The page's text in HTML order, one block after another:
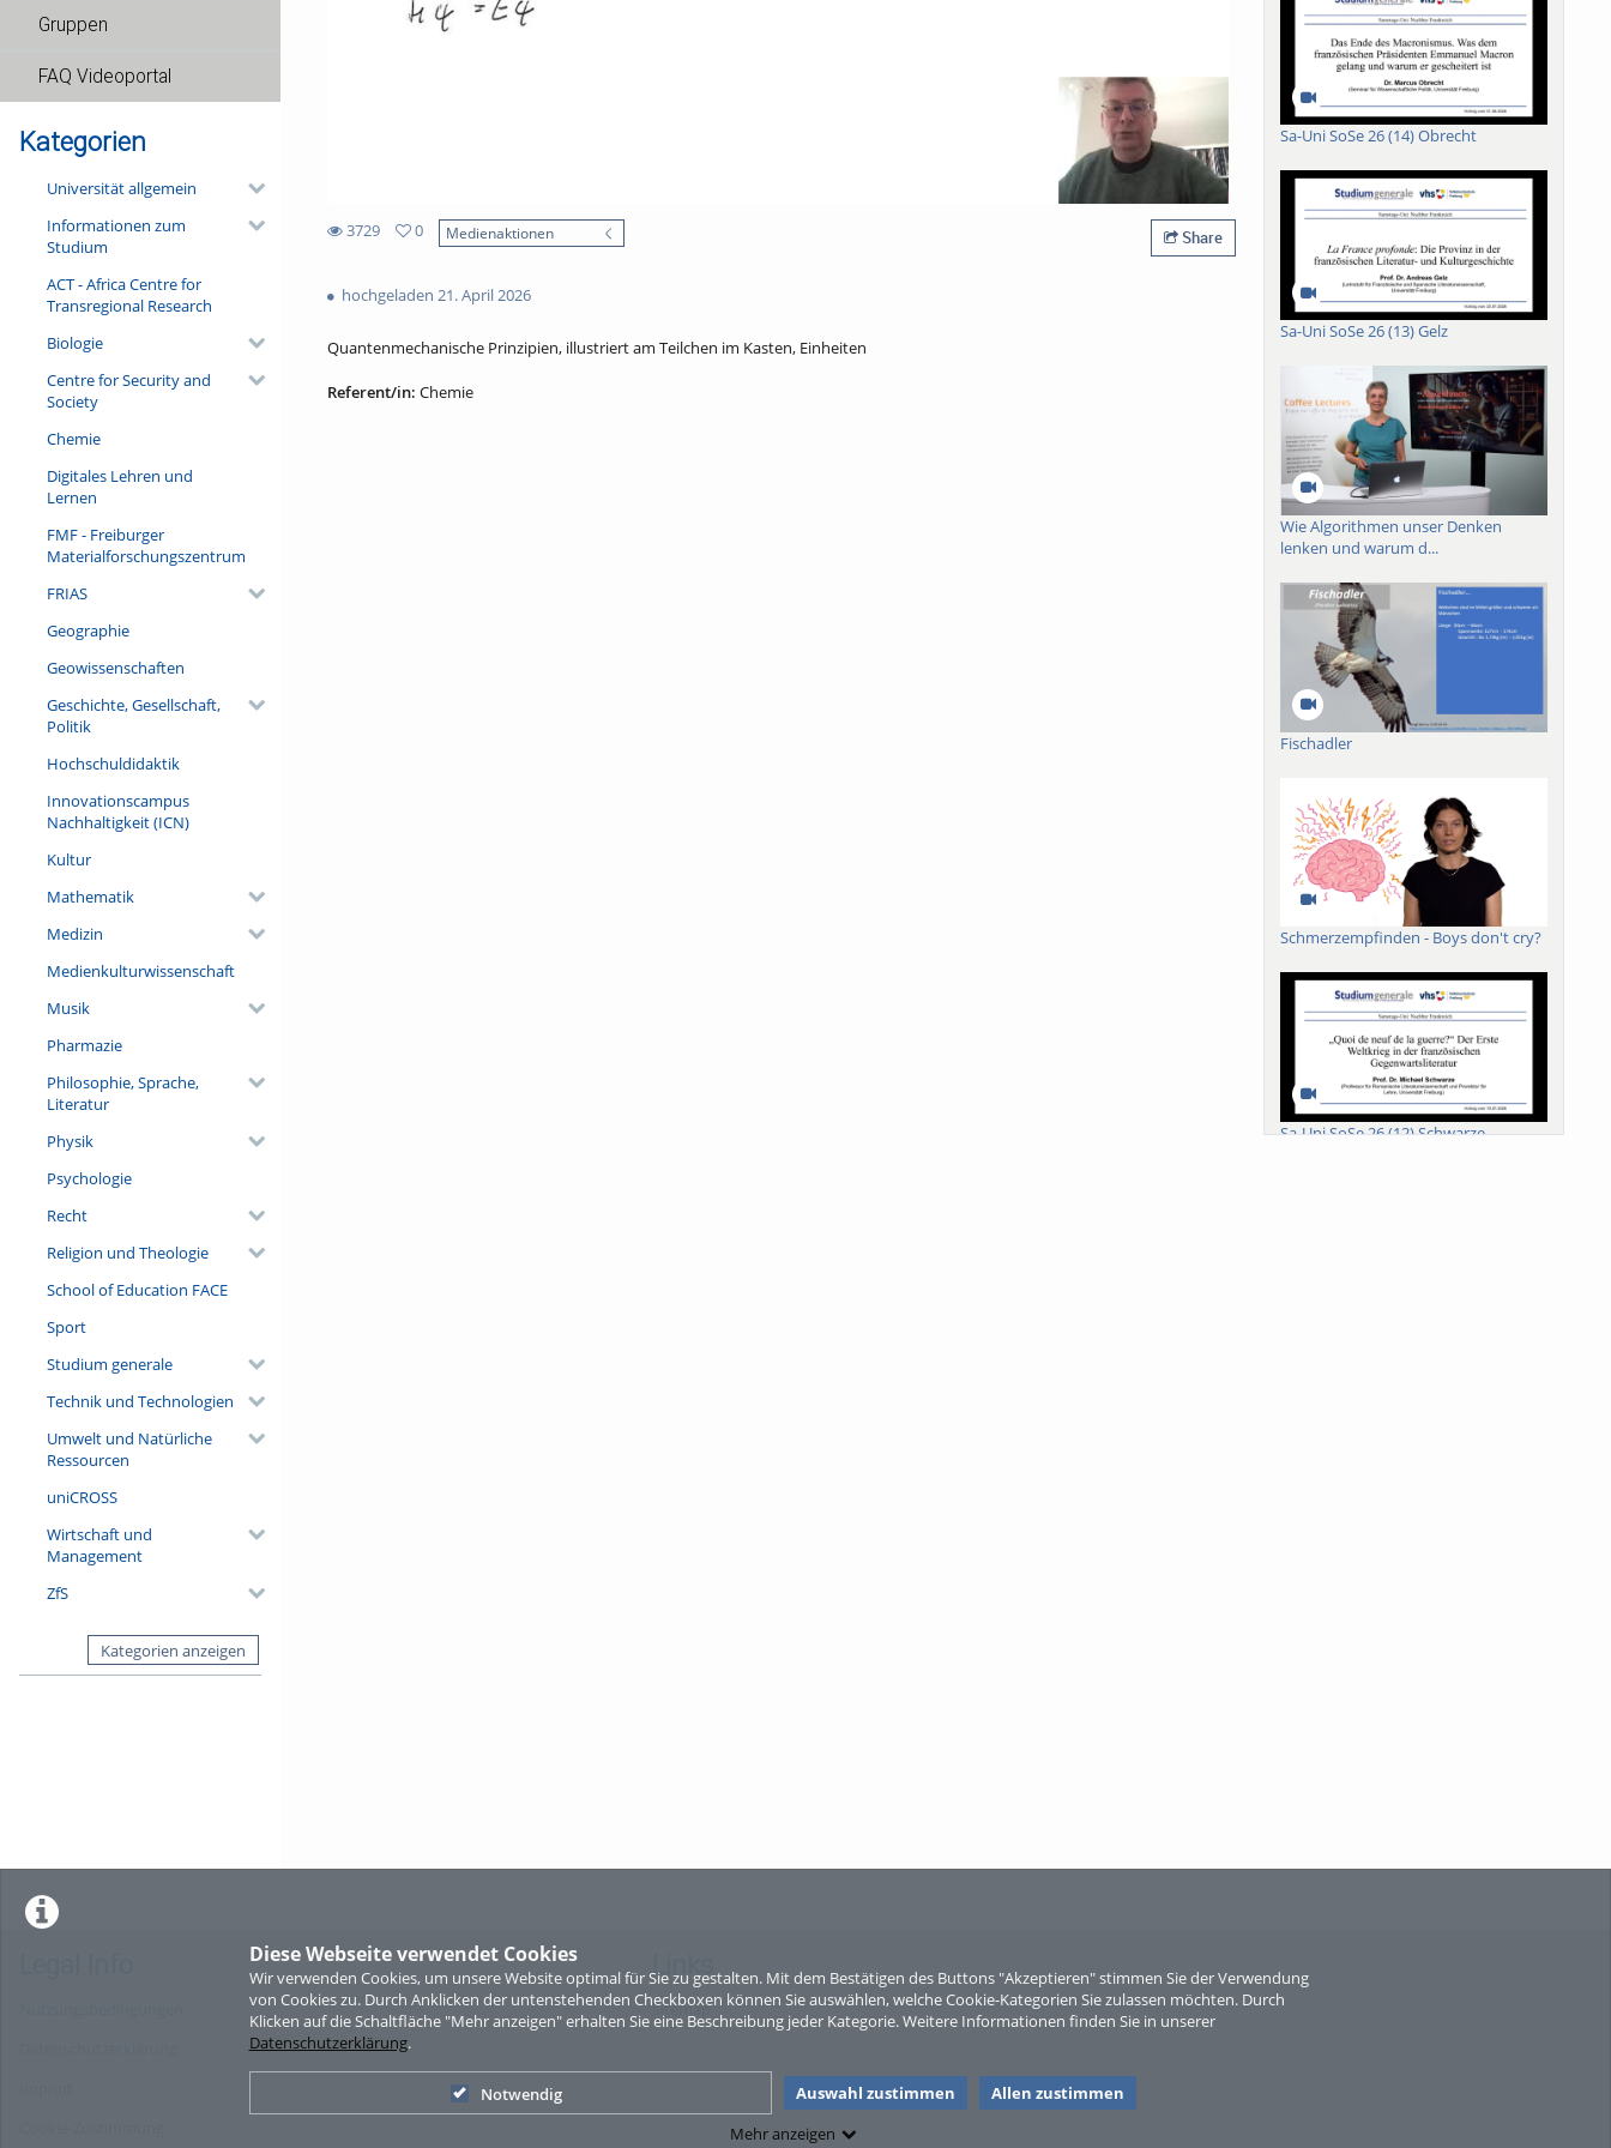
Diese Webseite verwendet Cookies
Wir verwenden Cookies, um unsere Website optimal für Sie zu gestalten. Mit dem Bestätigen des Buttons "Akzeptieren" stimmen Sie der Verwendung
von Cookies zu. Durch Anklicken der untenstehenden Checkboxen können Sie auswählen, welche Cookie-Kategorien Sie zulassen möchten. Durch
Klicken auf die Schaltfläche "Mehr anzeigen" erhalten Sie eine Beschreibung jeder Kategorie. Weitere Informationen finden Sie in unserer
Datenschutzerklärung.
Notwendig Auswahl zustimmen
Allen zustimmen
Mehr anzeigen
Gruppen
FAQ Videoportal
Kategorien
Universität allgemein
Informationen zum
Studium
ACT - Africa Centre for
Transregional Research
Biologie
Centre for Security and
Society
Chemie
Digitales Lehren und
Lernen
FMF - Freiburger
Materialforschungszentrum
FRIAS
Geographie
Geowissenschaften
Geschichte, Gesellschaft,
Politik
Hochschuldidaktik
Innovationscampus
Nachhaltigkeit (ICN)
Kultur
Mathematik
Medizin
Medienkulturwissenschaft
Musik
Pharmazie
Philosophie, Sprache,
Literatur
Physik
Psychologie
Recht
Religion und Theologie
School of Education FACE
Sport
Studium generale
Technik und Technologien
Umwelt und Natürliche
Ressourcen
uniCROSS
Wirtschaft und
Management
ZfS
Kategorien anzeigen
3729
views
0
Medienaktionen Share
hochgeladen 21. April 2026
Quantenmechanische Prinzipien, illustriert am Teilchen im Kasten, Einheiten
Referent/in: Chemie
Sa-Uni SoSe 26 (14) Obrecht
Sa-Uni SoSe 26 (13) Gelz
Wie Algorithmen unser Denken
lenken und warum d...
Fischadler
Schmerzempfinden - Boys don't cry?
Sa-Uni SoSe 26 (12) Schwarze
Sperber
Links
Sitemap